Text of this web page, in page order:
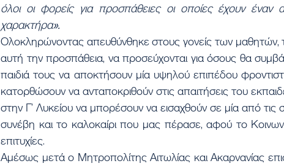
όλοι οι φορείς για προσπάθειες οι οποίες έχουν έναν
χαρακτήρα».
Ολοκληρώνοντας απευθύνθηκε στους γονείς των μαθητών,
αυτή την προσπάθεια, να προσεύχονται για όσους θα
παιδιά τους να αποκτήσουν μία υψηλού επιπέδου
κατορθώσουν να ανταποκριθούν στις απαιτήσεις του
στην Γ’ Λυκείου να μπορέσουν να εισαχθούν σε μία από τις
συνέβη και το καλοκαίρι που μας πέρασε, αφού το
επιτυχίες.
Αμέσως μετά ο Μητροπολίτης Αιτωλίας και Ακαρνανίας